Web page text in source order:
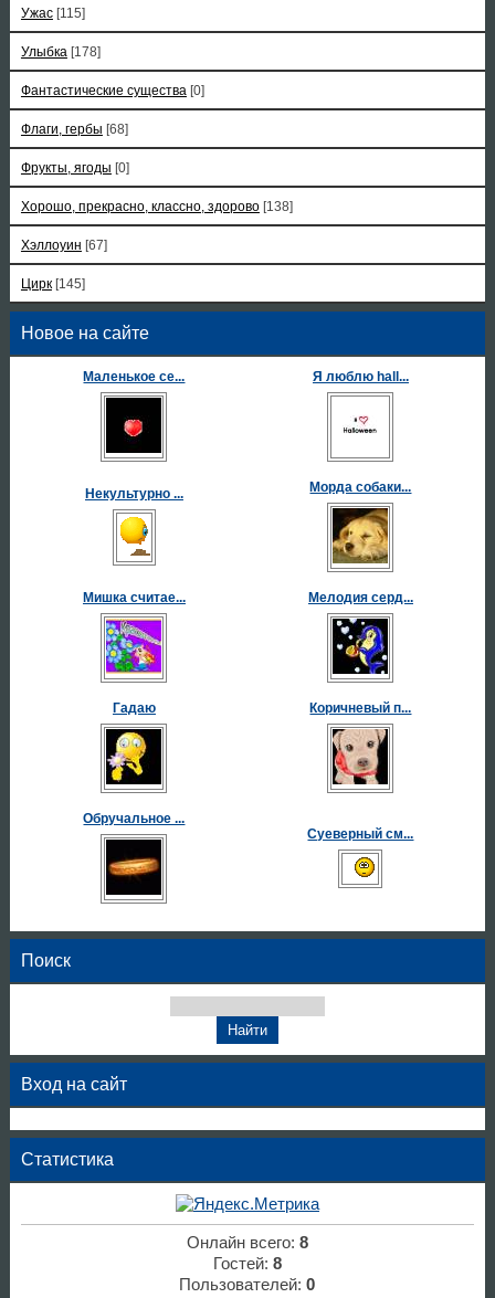
Ужас [115]
Улыбка [178]
Фантастические существа [0]
Флаги, гербы [68]
Фрукты, ягоды [0]
Хорошо, прекрасно, классно, здорово [138]
Хэллоуин [67]
Цирк [145]
Новое на сайте
Маленькое се... Я люблю hall...
Некультурно ... Морда собаки...
Мишка считае... Мелодия серд...
Гадаю Коричневый п...
Обручальное ...
Суеверный см...
Поиск
Вход на сайт
Статистика
Онлайн всего: 8
Гостей: 8
Пользователей:0